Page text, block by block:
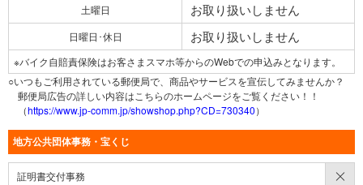
土曜日 お取り扱いしません
日曜日･休日 お取り扱いしません
※バイク自賠責保険はお客さまスマホ等からのWebでの申込みとなります。
○いつもご利用されている郵便局で、商品やサービスを宣伝してみませんか？
郵便局広告の詳しい内容はこちらのホームページをご覧ください！！
（https://www.jp-comm.jp/showshop.php?CD=730340）
地方公共団体事務・宝くじ
証明書交付事務